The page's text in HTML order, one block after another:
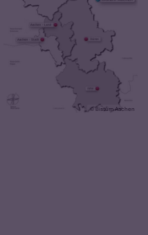
© Bistum Aachen